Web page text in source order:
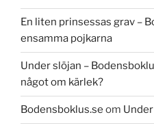
En liten prinsessas grav –
ensamma pojkarna
Under slöjan –
något om kärlek?
Bodensboklus.se om